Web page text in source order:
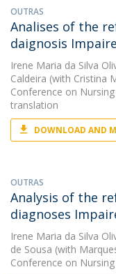
OUTRAS
Analises of the
daignosis
Irene Maria da Silva
Caldeira (with Cristina
Conference on
translation
DOWNLOAD AND
OUTRAS
Analysis of the
diagnoses
Irene Maria da Silva
de Sousa (with
Conference on